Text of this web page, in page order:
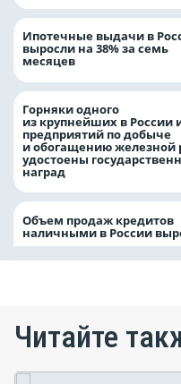
Ипотечные выдачи в
выросли на 38% за семь
месяцев
Горняки одного
из крупнейших в России
предприятий по добыче
и обогащению железной
удостоены
наград
Объем продаж кредитов
наличными в России
Читайте